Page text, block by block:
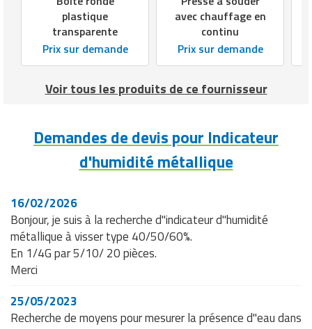
plastique
transparente
Prix sur demande
avec chauffage en
continu
Prix sur demande
Voir tous les produits de ce fournisseur
Demandes de devis pour Indicateur
d'humidité métallique
16/02/2026
Bonjour, je suis à la recherche d"indicateur d"humidité
métallique à visser type 40/50/60%.
En 1/4G par 5/10/ 20 pièces.
Merci
25/05/2023
Recherche de moyens pour mesurer la présence d"eau dans